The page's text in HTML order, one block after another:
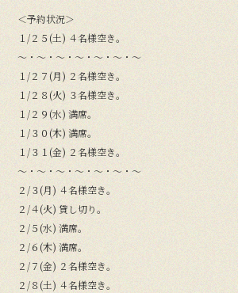
＜予約状況＞
１/２５(土) ４名様空き。
〜・〜・〜・〜・〜・〜・〜
１/２７(月) ２名様空き。
１/２８(火) ３名様空き。
１/２９(水) 満席。
１/３０(木) 満席。
１/３１(金) ２名様空き。
〜・〜・〜・〜・〜・〜・〜
２/３(月) ４名様空き。
２/４(火) 貸し切り。
２/５(水) 満席。
２/６(木) 満席。
２/７(金) ２名様空き。
２/８(土) ４名様空き。